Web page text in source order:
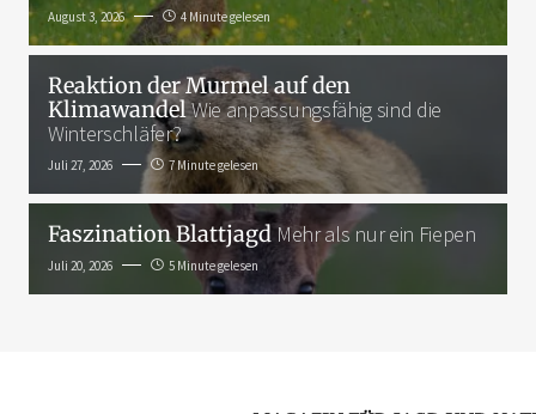
August 3, 2026 4 Minute gelesen
Reaktion der Murmel auf den
KlimawandelWie anpassungsfähig sind die
Winterschläfer?
Juli 27, 2026 7 Minute gelesen
Faszination BlattjagdMehr als nur ein Fiepen
Juli 20, 2026 5 Minute gelesen